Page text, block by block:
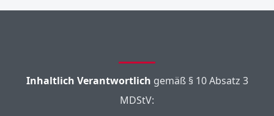
Inhaltlich Verantwortlich gemäß § 10 Absatz 3
MDStV: